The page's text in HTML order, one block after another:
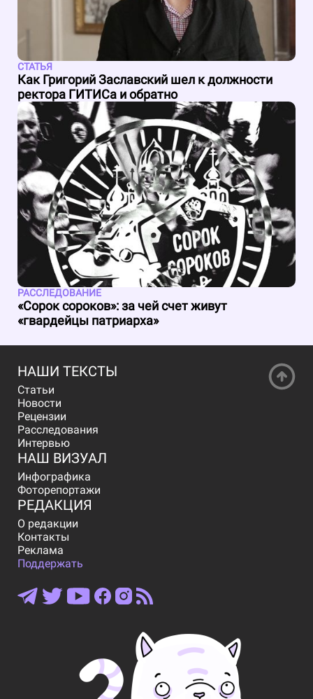
СТАТЬЯ
Как Григорий Заславский шел к должности
ректора ГИТИСа и обратно
РАССЛЕДОВАНИЕ
«Сорок сороков»: за чей счет живут
«гвардейцы патриарха»
НАШИ ТЕКСТЫ
Статьи
Новости
Рецензии
Расследования
Интервью
НАШ ВИЗУАЛ
Инфографика
Фоторепортажи
РЕДАКЦИЯ
О редакции
Контакты
Реклама
Поддержать